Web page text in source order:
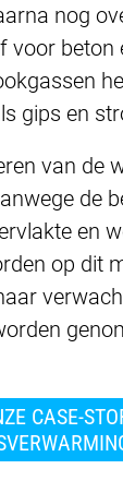
nog
voor beton
gips en
van de
de
en
op dit
CASE-